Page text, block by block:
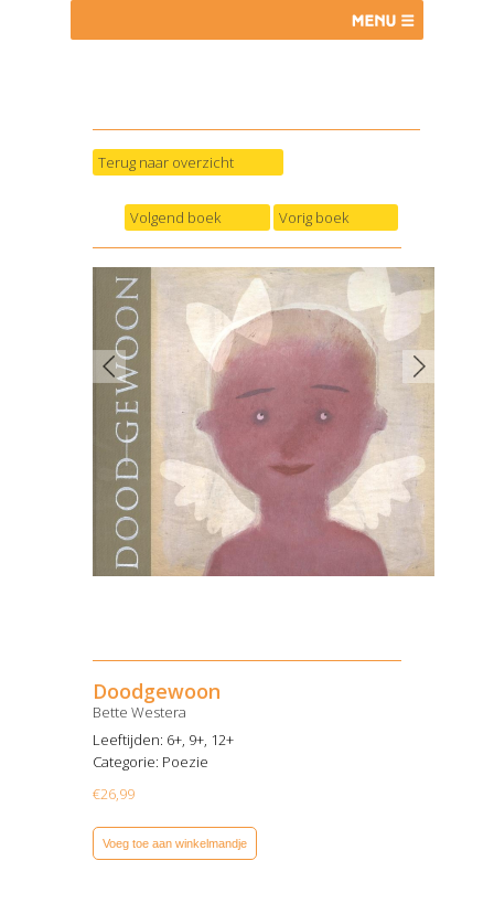
Terug naar overzicht
Volgend boek Vorig boek
Doodgewoon
Bette Westera
Leeftijden: 6+, 9+, 12+
Categorie: Poezie
€26,99
Voeg toe aan winkelmandje